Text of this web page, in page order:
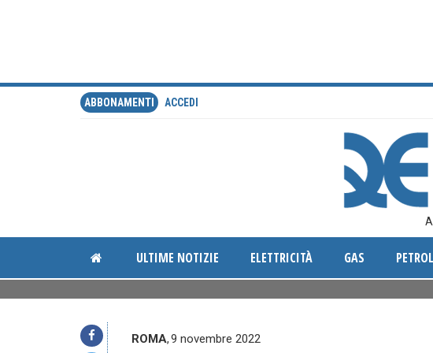
ABBONAMENTI ACCEDI
ULTIME NOTIZIE ELETTRICITÀ GAS
ROMA,9 novembre 2022